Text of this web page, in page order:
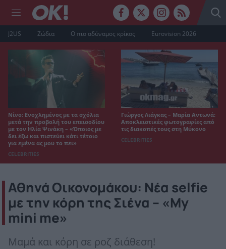
J2US Ζώδια Ο πιο αδύναμος κρίκος Eurovision 2026
Νίνο: Ενοχλημένος με τα σχόλια
μετά την προβολή του επεισοδίου
με τον Ηλία Ψινάκη – «Όποιος με
δει έξω και πιστεύει κάτι τέτοιο
για εμένα ας μου το πει»
CELEBRITIES
Γιώργος Λιάγκας – Μαρία Αντωνά:
Αποκλειστικές φωτογραφίες από
τις διακοπές τους στη Μύκονο
CELEBRITIES
Αθηνά Οικονομάκου: Νέα selfie
με την κόρη της Σιένα – «My
mini me»
Μαμά και κόρη σε ροζ διάθεση!